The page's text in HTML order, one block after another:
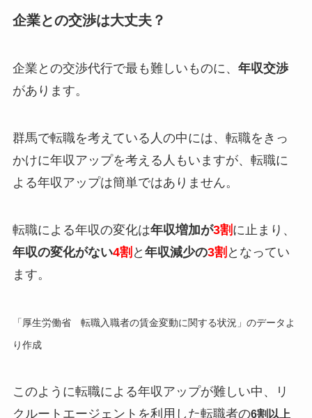
企業との交渉は大丈夫？
企業との交渉代行で最も難しいものに、 年収交渉
があります。
群馬で転職を考えている人の中には、転職をきっ
かけに年収アップを考える人もいますが、転職に
よる年収アップは簡単ではありません。
転職による年収の変化は年収増加が3割 に止まり、
年収の変化がない4割 と 年収減少の3割 となってい
ます。
「厚生労働省 転職入職者の賃金変動に関する状況」のデータよ
り作成
このように転職による年収アップが難しい中、リ
クルートエージェントを利用した転職者の6割以上